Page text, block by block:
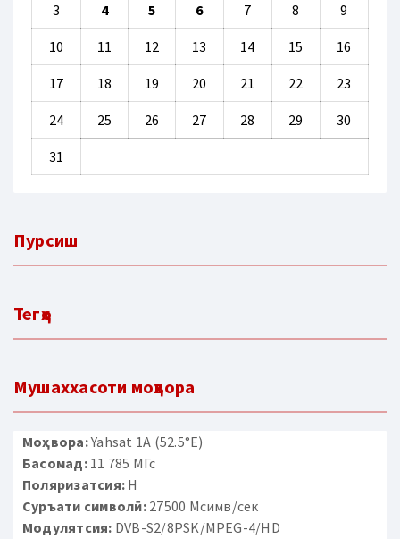
3 4 5 6 7 8 9
10 11 12 13 14 15 16
17 18 19 20 21 22 23
24 25 26 27 28 29 30
31
Пурсиш
Тегҳо
Мушаххасоти моҳвора
Моҳвора:Yahsat 1A (52.5°E)
Басомад:11 785 МГс
Поляризатсия: H
Суръати символӣ:27500 Мсимв/сек
Модулятсия: DVB-S2/8PSK/MPEG-4/HD